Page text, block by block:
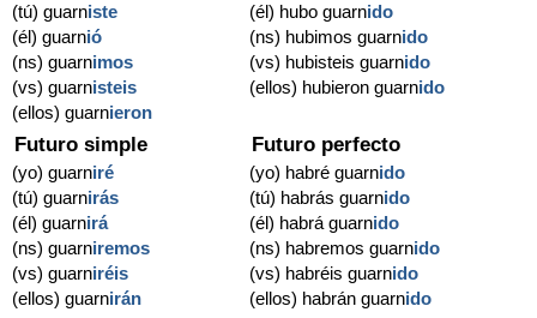
(tú) guarniste
(él) guarnió
(ns) guarnimos
(vs) guarnisteis
(ellos) guarnieron
(él) hubo guarnido
(ns) hubimos guarnido
(vs) hubisteis guarnido
(ellos) hubieron guarnido
Futuro simple
(yo) guarniré
(tú) guarnirás
(él) guarnirá
(ns) guarniremos
(vs) guarniréis
(ellos) guarnirán
Futuro perfecto
(yo) habré guarnido
(tú) habrás guarnido
(él) habrá guarnido
(ns) habremos guarnido
(vs) habréis guarnido
(ellos) habrán guarnido